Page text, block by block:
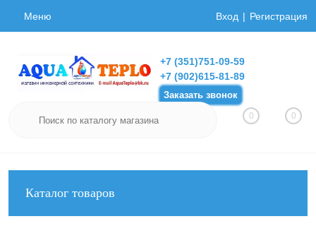
Меню Вход Регистрация
+7 (351)751-09-59
+7 (902)615-81-89
Заказать звонок
0 0
Каталог товаров